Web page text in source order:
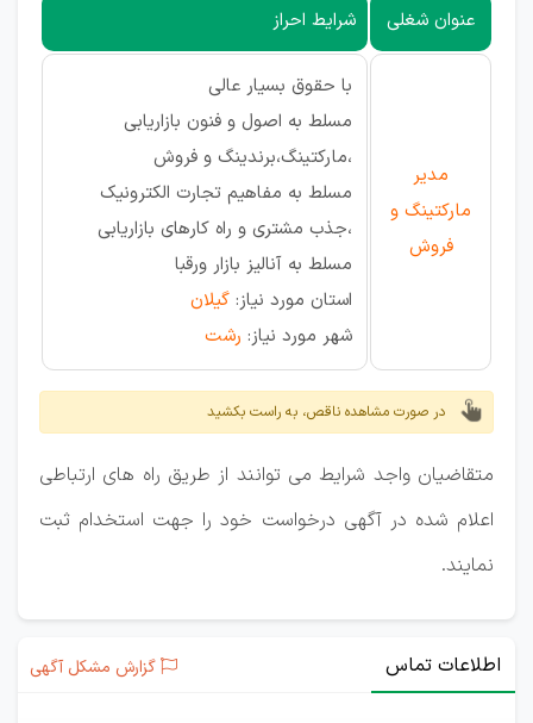
عنوان شغلی شرایط احراز
مدیر
مارکتینگ و
فروش
با حقوق بسیار عالی
مسلط به اصول و فنون بازاریابی
،مارکتینگ،برندینگ و فروش
مسلط به مفاهیم تجارت الکترونیک
،جذب مشتری و راه کارهای بازاریابی
مسلط به آنالیز بازار ورقبا
استان مورد نیاز: گیلان
شهر مورد نیاز: رشت
در صورت مشاهده ناقص، به راست بکشید
متقاضیان واجد شرایط می توانند از طریق راه های ارتباطی
اعلام شده در آگهی درخواست خود را جهت استخدام ثبت
نمایند.
اطلاعات تماس گزارش مشکل آگهی